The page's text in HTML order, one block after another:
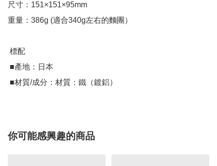
尺寸：151×151×95mm
重量：386g (適合340g左右的麵團）
■材質/成分：材質：鐵（鍍鋁）
你可能感興趣的商品